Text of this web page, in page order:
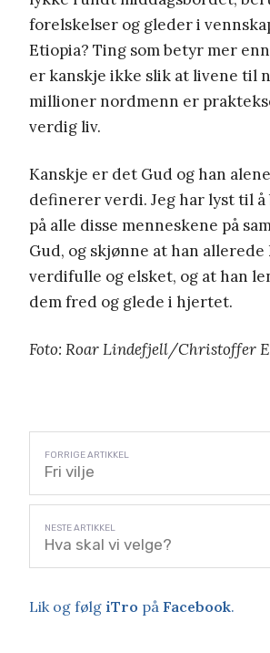
forelskelser og gleder i
Etiopia? Ting som betyr mer
er kanskje ikke slik at livene til
millioner nordmenn er
verdig liv.
Kanskje er det Gud og han
definerer verdi. Jeg har lyst til å
på alle disse menneskene på
Gud, og skjønne at han
verdifulle og elsket, og at han
dem fred og glede i hjertet.
Foto: Roar Lindefjell/Christoffer
Fri vilje
Hva skal vi velge?
Lik og følg iTro på Facebook.